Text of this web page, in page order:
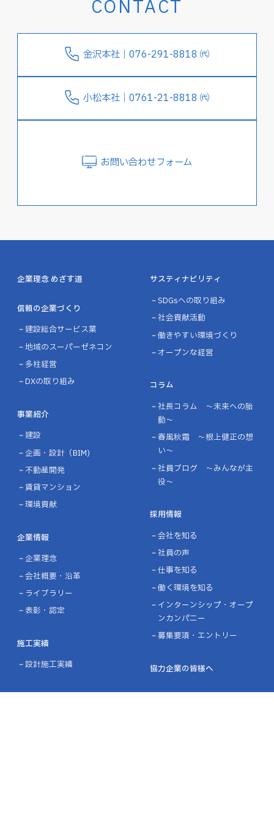
CONTACT
金沢本社｜076-291-8818 ㈹
小松本社｜0761-21-8818 ㈹
お問い合わせフォーム
企業理念 めざす道
信頼の企業づくり
建設総合サービス業
地域のスーパーゼネコン
多柱経営
DXの取り組み
事業紹介
建設
企画・設計（BIM)
不動産開発
賃貸マンション
環境貢献
企業情報
企業理念
会社概要・沿革
ライブラリー
表彰・認定
施工実績
設計施工実績
サスティナビリティ
SDGsへの取り組み
社会貢献活動
働きやすい環境づくり
オープンな経営
コラム
社長コラム ～未来への胎
動～
春風秋霜 ～根上健正の想
い～
社員ブログ ～みんなが主
役～
採用情報
会社を知る
社員の声
仕事を知る
働く環境を知る
インターンシップ・オープ
ンカンパニー
募集要項・エントリー
協力企業の皆様へ